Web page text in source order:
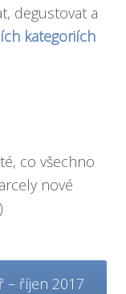
degustovat a
kategoriích
co všechno
nové
– říjen 2017